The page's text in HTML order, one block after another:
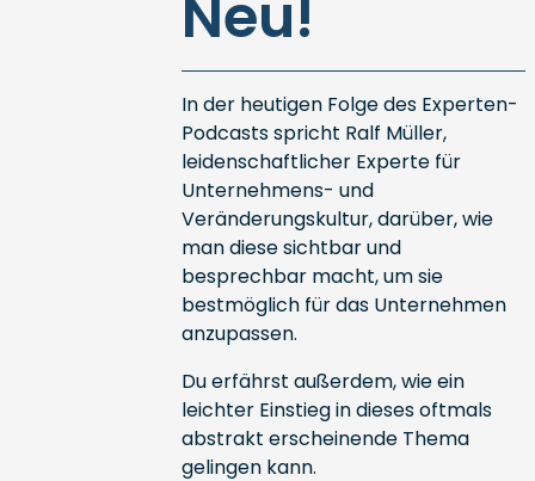
Neu!
In der heutigen Folge des Experten-
Podcasts spricht Ralf Müller,
leidenschaftlicher Experte für
Unternehmens- und
Veränderungskultur, darüber, wie
man diese sichtbar und
besprechbar macht, um sie
bestmöglich für das Unternehmen
anzupassen.
Du erfährst außerdem, wie ein
leichter Einstieg in dieses oftmals
abstrakt erscheinende Thema
gelingen kann.